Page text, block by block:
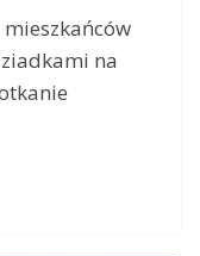
na